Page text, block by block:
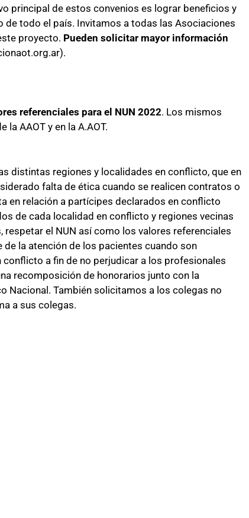
principal de estos convenios es lograr beneficios y
de todo el país. Invitamos a todas las Asociaciones
proyecto. Pueden solicitar mayor información
referenciales para el NUN 2022. Los mismos
AAOT y en la A.AOT.
distintas regiones y localidades en conflicto, que en
falta de ética cuando se realicen contratos o
en relación a partícipes declarados en conflicto
de cada localidad en conflicto y regiones vecinas
el NUN así como los valores referenciales
la atención de los pacientes cuando son
a fin de no perjudicar a los profesionales
recomposición de honorarios junto con la
Nacional. También solicitamos a los colegas no
a sus colegas.